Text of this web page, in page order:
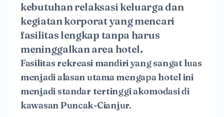
kebutuhan relaksasi keluarga dan
kegiatan korporat yang mencari
fasilitas lengkap tanpa harus
meninggalkan area hotel.
Fasilitas rekreasi mandiri yang sangat luas
menjadi alasan utama mengapa hotel ini
menjadi standar tertinggi akomodasi di
kawasan Puncak-Cianjur.